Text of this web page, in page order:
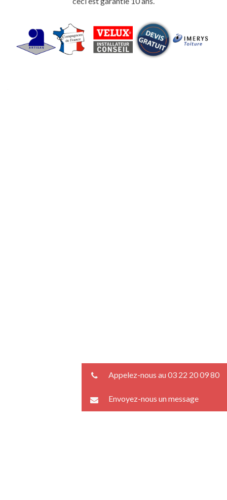
Appelez-nous au 03 22 20 09 80
Envoyez-nous un message